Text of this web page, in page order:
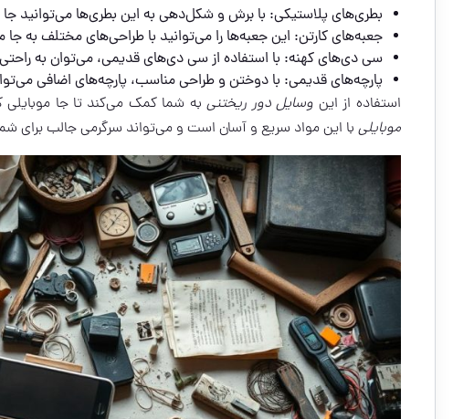
بطری‌های پلاستیکی: با برش و شکل‌دهی به این بطری‌ها می‌توانید جا
جعبه‌های کارتن: این جعبه‌ها را می‌توانید با طراحی‌های مختلف به جا
سی دی‌های کهنه: با استفاده از سی دی‌های قدیمی، می‌توان به راحتی
پارچه‌های قدیمی: با دوختن و طراحی مناسب، پارچه‌های اضافی
استفاده از این وسایل دور ریختنیبه شما کمک می‌کند تا جا
موبایلی با این مواد سریع و آسان است و می‌تواند سرگرمی جالب برای